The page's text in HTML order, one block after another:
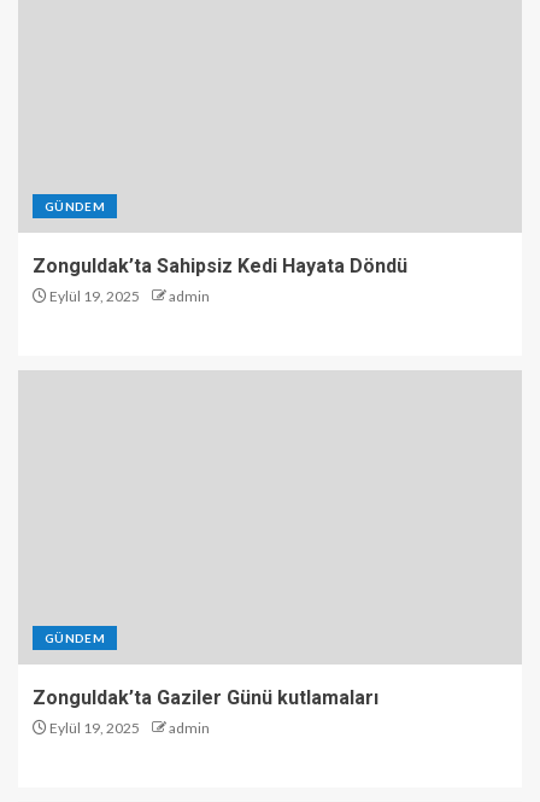
GÜNDEM
Zonguldak’ta Sahipsiz Kedi Hayata Döndü
Eylül 19, 2025 admin
GÜNDEM
Zonguldak’ta Gaziler Günü kutlamaları
Eylül 19, 2025 admin